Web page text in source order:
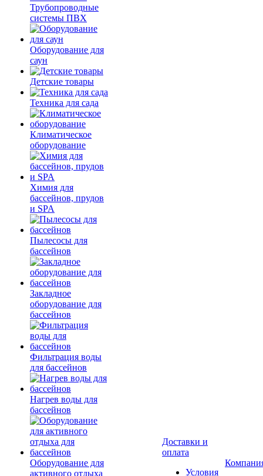
Трубопроводные
системы ПВХ
Оборудование для
саун
Детские товары
Техника для сада
Климатическое
оборудование
Химия для
бассейнов, прудов
и SPA
Пылесосы для
бассейнов
Закладное
оборудование для
бассейнов
Фильтрация воды
для бассейнов
Нагрев воды для
бассейнов
Оборудование для
активного отдыха
Доставки и
оплата
Условия